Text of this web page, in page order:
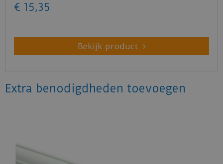
€ 15,35
Bekijk product
Extra benodigdheden toevoegen